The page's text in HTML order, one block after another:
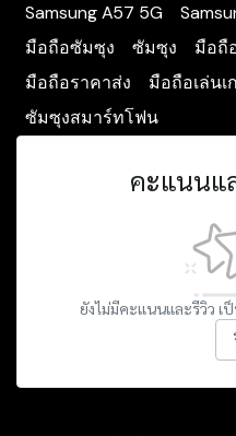
Samsung A57 5G
มือถือซัมซุง
ซัมซุง มือถื
มือถือราคาส่ง
มือถือเล่นเ
ซัมซุงสมาร์ทโฟน
คะแนนแ
ยังไม่มีคะแนนและรีวิว